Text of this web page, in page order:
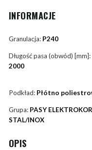
INFORMACJE
Granulacja: P240
Długość pasa (obwód) [mm]:
2000
Podkład: Płótno
Grupa: PASY
STAL/INOX
OPIS